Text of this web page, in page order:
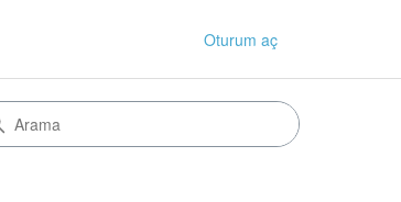
Oturum aç